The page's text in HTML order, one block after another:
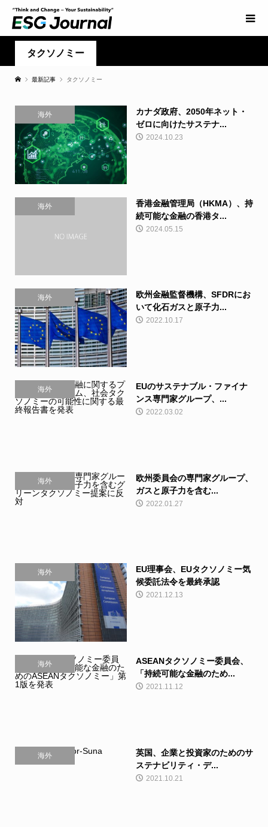
タクソノミー
最新記事 タクソノミー
海外
カナダ政府、2050年ネット・
ゼロに向けたサステナ...
2024.10.23
海外
香港金融管理局（HKMA）、持
続可能な金融の香港タ...
2024.05.15
海外
欧州金融監督機構、SFDRにお
いて化石ガスと原子力...
2022.10.17
海外
EUのサステナブル・ファイナ
ンス専門家グループ、...
2022.03.02
海外
欧州委員会の専門家グループ、
ガスと原子力を含む...
2022.01.27
海外
EU理事会、EUタクソノミー気
候委託法令を最終承認
2021.12.13
海外
ASEANタクソノミー委員会、
「持続可能な金融のため...
2021.11.12
海外
英国、企業と投資家のためのサ
ステナビリティ・デ...
2021.10.21